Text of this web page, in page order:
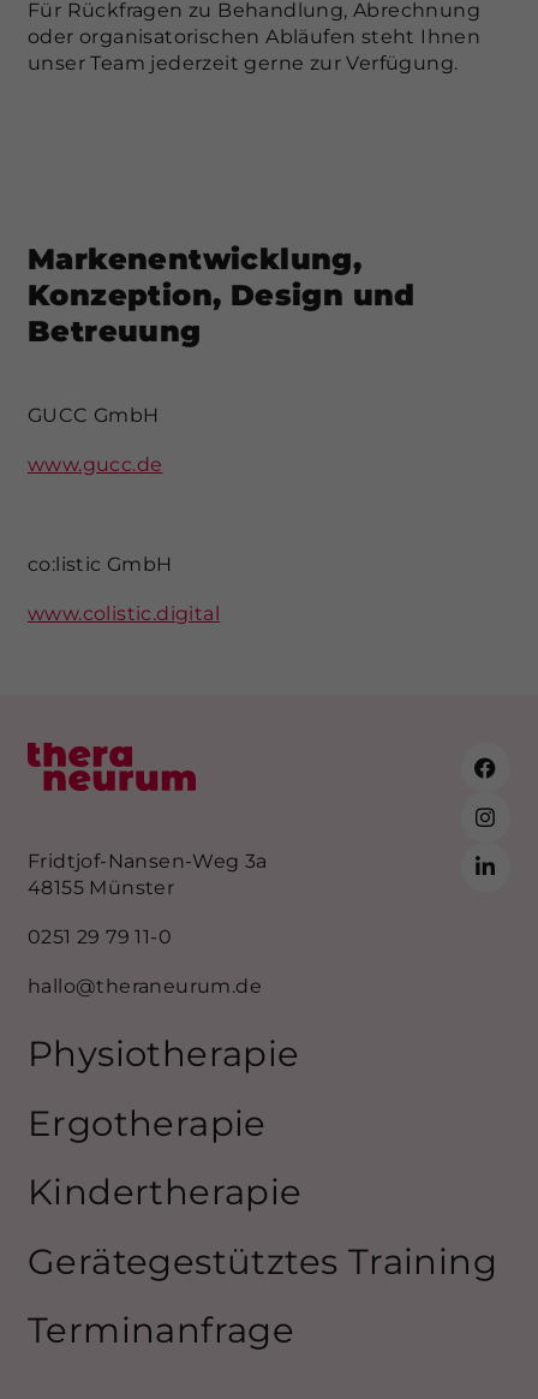
Für Rückfragen zu Behandlung, Abrechnung
oder organisatorischen Abläufen steht Ihnen
unser Team jederzeit gerne zur Verfügung.
Markenentwicklung,
Konzeption, Design und
Betreuung
GUCC GmbH
www.gucc.de
co:listic GmbH
www.colistic.digital
Fridtjof-Nansen-Weg 3a
48155 Münster
0251 29 79 11-0
hallo@theraneurum.de
Physiotherapie
Ergotherapie
Kindertherapie
Gerätegestütztes Training
Terminanfrage